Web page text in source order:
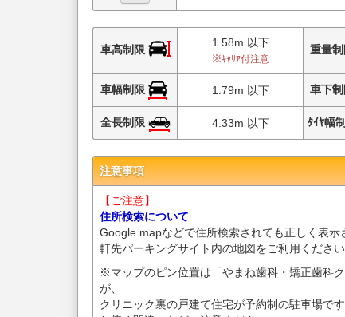
車高制限
1.58m 以下
※ｷｬﾘｱ付注意
重量制
車幅制限 1.79m 以下 車下
全長制限 4.33m 以下 ﾀｲﾔ幅
注意事項
【ご注意】
住所検索について
Google mapなどで住所検索されても正しく表示
軒先パーキングサイト内の地図をご利用ください
※マップのピン位置は「やまね歯科・矯正歯科
が、
クリニック裏の戸建て住宅が予約制の駐車場です